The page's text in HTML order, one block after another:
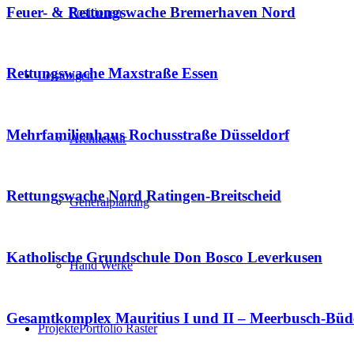
Positionen
Leistungen
Architektur
Generalplanung
Hand Werke
ProjektePortfolio Raster
Feuer- & Rettungswache Bremerhaven Nord
Rettungswache Maxstraße Essen
Mehrfamilienhaus Rochusstraße Düsseldorf
Rettungswache Nord Ratingen-Breitscheid
Katholische Grundschule Don Bosco Leverkusen
Gesamtkomplex Mauritius I und II – Meerbusch-